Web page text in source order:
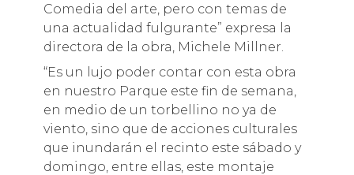
Comedia del arte, pero con temas de
una actualidad fulgurante” expresa la
directora de la obra, Michele Millner.
“Es un lujo poder contar con esta obra
en nuestro Parque este fin de semana,
en medio de un torbellino no ya de
viento, sino que de acciones culturales
que inundarán el recinto este sábado y
domingo, entre ellas, este montaje